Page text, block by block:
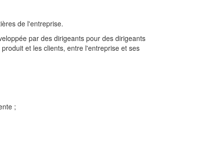
de l'entreprise.
par des dirigeants pour des dirigeants
et les clients, entre l'entreprise et ses
;